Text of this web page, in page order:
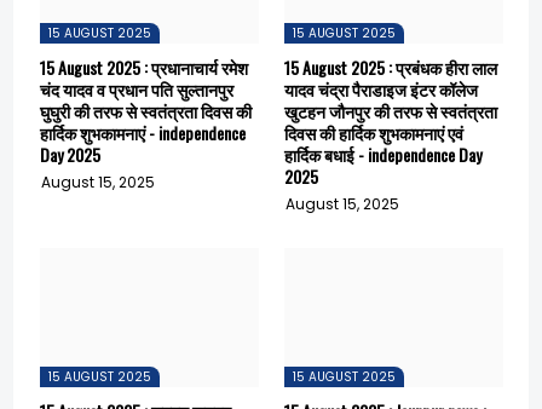
15 AUGUST 2025
15 August 2025 : प्रधानाचार्य रमेश
चंद यादव व प्रधान पति सुल्तानपुर
घुघुरी की तरफ से स्वतंत्रता दिवस की
हार्दिक शुभकामनाएं - independence
Day 2025
August 15, 2025
15 AUGUST 2025
15 August 2025 : प्रबंधक हीरा लाल
यादव चंद्रा पैराडाइज इंटर कॉलेज
खुटहन जौनपुर की तरफ से स्वतंत्रता
दिवस की हार्दिक शुभकामनाएं एवं
हार्दिक बधाई - independence Day
2025
August 15, 2025
15 AUGUST 2025 15 AUGUST 2025